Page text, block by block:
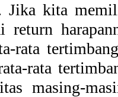
Jika kita
return
rata
rata
masing-